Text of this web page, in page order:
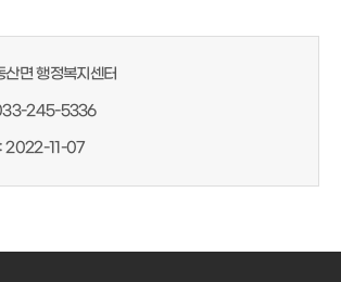
면 행정복지센터
245-5336
2022-11-07